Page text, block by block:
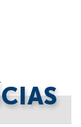
Gente que